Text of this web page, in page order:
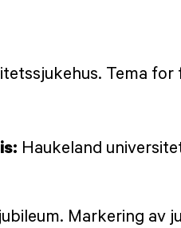
Tema
Haukeland
Markering av